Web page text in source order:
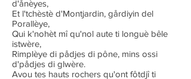
d'ånèyes,
Et l'tchèstè d'Montjardin, gårdiyin del
Porallèye,
Qui k'nohèt mî qu'nol aute ti longuè bêle
istwère,
Rimplèye di pådjes di pône, mins ossi
d'pådjes di glwère.
Avou tes hauts rochers qu'ont fôtdjî ti